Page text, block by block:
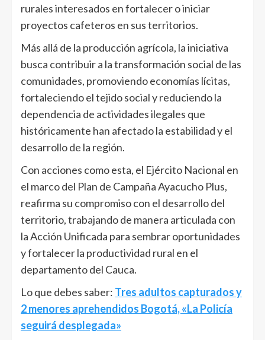
rurales interesados en fortalecer o iniciar
proyectos cafeteros en sus territorios.
Más allá de la producción agrícola, la iniciativa
busca contribuir a la transformación social de las
comunidades, promoviendo economías lícitas,
fortaleciendo el tejido social y reduciendo la
dependencia de actividades ilegales que
históricamente han afectado la estabilidad y el
desarrollo de la región.
Con acciones como esta, el Ejército Nacional en
el marco del Plan de Campaña Ayacucho Plus,
reafirma su compromiso con el desarrollo del
territorio, trabajando de manera articulada con
la Acción Unificada para sembrar oportunidades
y fortalecer la productividad rural en el
departamento del Cauca.
Lo que debes saber: Tres adultos capturados y
2 menores aprehendidos Bogotá, «La Policía
seguirá desplegada»